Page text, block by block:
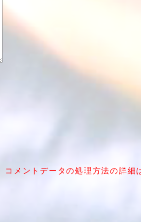
コメントデータの処理方法の詳細